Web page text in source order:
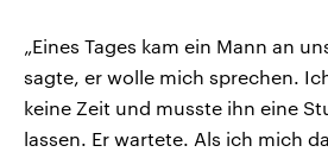
„Eines Tages kam ein Mann an
sagte, er wolle mich sprechen.
keine Zeit und musste ihn eine
lassen. Er wartete. Als ich mich